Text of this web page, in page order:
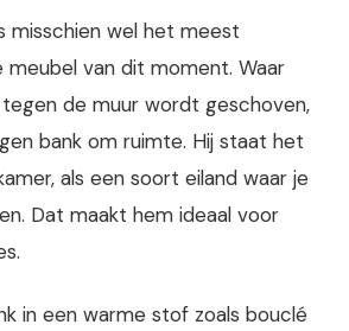
misschien wel het meest
meubel van dit moment. Waar
de muur wordt geschoven,
bank om ruimte. Hij staat het
als een soort eiland waar je
Dat maakt hem ideaal voor
in een warme stof zoals bouclé